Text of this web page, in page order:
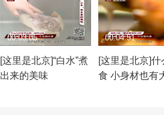
[这里是北京]“白水”煮
出来的美味
00:03:05
[这里是北京]什
食 小身材也有
00:04:51